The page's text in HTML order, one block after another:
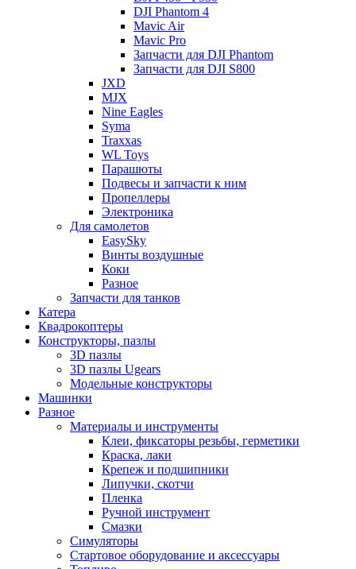
DJI Phantom 4
Mavic Air
Mavic Pro
Запчасти для DJI Phantom
Запчасти для DJI S800
JXD
MJX
Nine Eagles
Syma
Traxxas
WL Toys
Парашюты
Подвесы и запчасти к ним
Пропеллеры
Электроника
Для самолетов
EasySky
Винты воздушные
Коки
Разное
Запчасти для танков
Катера
Квадрокоптеры
Конструкторы, пазлы
3D пазлы
3D пазлы Ugears
Модельные конструкторы
Машинки
Разное
Материалы и инструменты
Клеи, фиксаторы резьбы, герметики
Краска, лаки
Крепеж и подшипники
Липучки, скотчи
Пленка
Ручной инструмент
Смазки
Симуляторы
Стартовое оборудование и аксессуары